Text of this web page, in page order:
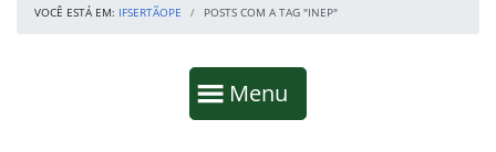
VOCÊ ESTÁ EM: IFSERTÃOPE POSTS COM A TAG "INEP"
Mostrar
Menu